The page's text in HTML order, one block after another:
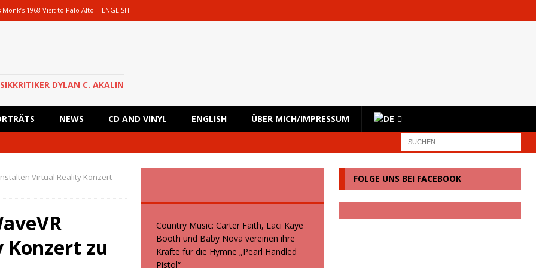
1968 Visit to Palo Alto ENGLISH
Creole and the Coconuts und Boogie Wonderstars machen den
italienische Fans machen den KunstRasen Bonn zu einem Platz der
DYLAN C. AKALIN
NEWS CD AND VINYL ENGLISH ÜBER MICH/IMPRESSUM
Virtual Reality Konzert
zu
Country Music: Carter Faith, Laci Kaye
Booth und Baby Nova vereinen ihre
Kräfte für die Hymne „Pearl Handled
Pistol“
FOLGE UNS BEI FACEBOOK